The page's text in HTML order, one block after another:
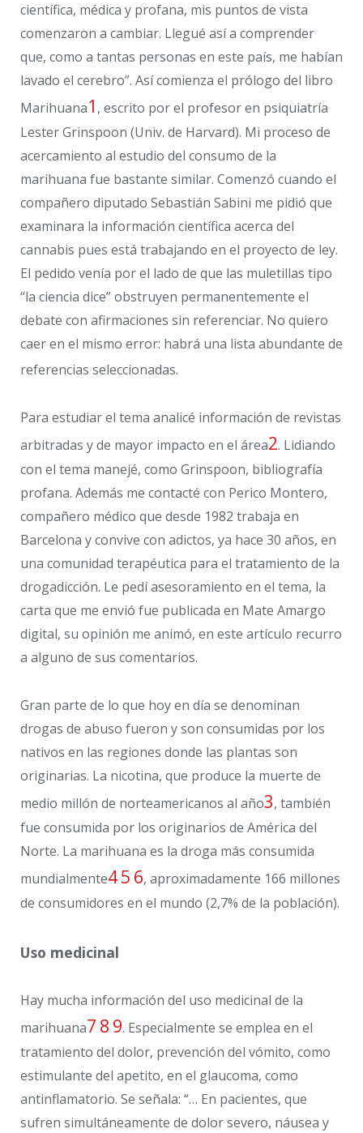
científica, médica y profana, mis puntos de vista
comenzaron a cambiar. Llegué así a comprender
que, como a tantas personas en este país, me habían
lavado el cerebro”. Así comienza el prólogo del libro
Marihuana1 , escrito por el profesor en psiquiatría
Lester Grinspoon (Univ. de Harvard). Mi proceso de
acercamiento al estudio del consumo de la
marihuana fue bastante similar. Comenzó cuando el
compañero diputado Sebastián Sabini me pidió que
examinara la información científica acerca del
cannabis pues está trabajando en el proyecto de ley.
El pedido venía por el lado de que las muletillas tipo
“la ciencia dice” obstruyen permanentemente el
debate con afirmaciones sin referenciar. No quiero
caer en el mismo error: habrá una lista abundante de
referencias seleccionadas.
Para estudiar el tema analicé información de revistas
arbitradas y de mayor impacto en el área2. Lidiando
con el tema manejé, como Grinspoon, bibliografía
profana. Además me contacté con Perico Montero,
compañero médico que desde 1982 trabaja en
Barcelona y convive con adictos, ya hace 30 años, en
una comunidad terapéutica para el tratamiento de la
drogadicción. Le pedí asesoramiento en el tema, la
carta que me envió fue publicada en Mate Amargo
digital, su opinión me animó, en este artículo recurro
a alguno de sus comentarios.
Gran parte de lo que hoy en día se denominan
drogas de abuso fueron y son consumidas por los
nativos en las regiones donde las plantas son
originarias. La nicotina, que produce la muerte de
medio millón de norteamericanos al año3, también
fue consumida por los originarios de América del
Norte. La marihuana es la droga más consumida
mundialmente45 6, aproximadamente 166 millones
de consumidores en el mundo (2,7% de la población).
Uso medicinal
Hay mucha información del uso medicinal de la
marihuana7 8 9. Especialmente se emplea en el
tratamiento del dolor, prevención del vómito, como
estimulante del apetito, en el glaucoma, como
antinflamatorio. Se señala: “… En pacientes, que
sufren simultáneamente de dolor severo, náusea y